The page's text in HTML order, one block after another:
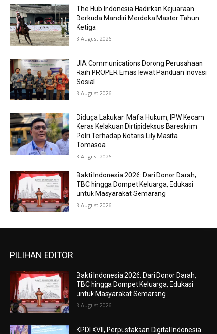
The Hub Indonesia Hadirkan Kejuaraan
Berkuda Mandiri Merdeka Master Tahun
Ketiga
8 August 2026
JIA Communications Dorong Perusahaan
Raih PROPER Emas lewat Panduan Inovasi
Sosial
8 August 2026
Diduga Lakukan Mafia Hukum, IPW Kecam
Keras Kelakuan Dirtipideksus Bareskrim
Polri Terhadap Notaris Lily Masita
Tomasoa
8 August 2026
Bakti Indonesia 2026: Dari Donor Darah,
TBC hingga Dompet Keluarga, Edukasi
untuk Masyarakat Semarang
8 August 2026
PILIHAN EDITOR
Bakti Indonesia 2026: Dari Donor Darah,
TBC hingga Dompet Keluarga, Edukasi
untuk Masyarakat Semarang
8 August 2026
KPDI XVII, Perpustakaan Digital Indonesia